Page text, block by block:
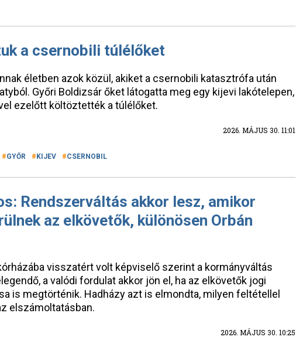
a csernobili túlélőket
életben azok közül, akiket a csernobili katasztrófa után
Győri Boldizsár őket látogatta meg egy kijevi lakótelepen,
ezelőtt költöztették a túlélőket.
2026. MÁJUS 30. 11:01
GYŐR KIJEV CSERNOBIL
Rendszerváltás akkor lesz, amikor
az elkövetők, különösen Orbán
visszatért volt képviselő szerint a kormányváltás
a valódi fordulat akkor jön el, ha az elkövetők jogi
is megtörténik. Hadházy azt is elmondta, milyen feltétellel
elszámoltatásban.
2026. MÁJUS 30. 10:25